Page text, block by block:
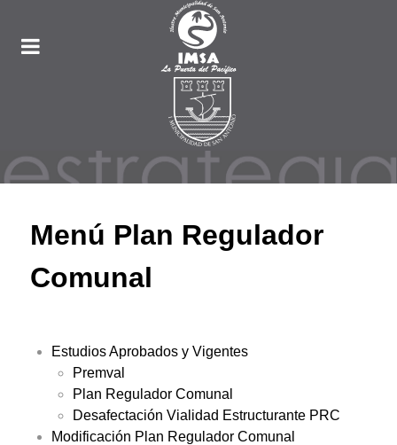
Menú Plan Regulador
Comunal
Estudios Aprobados y Vigentes
Premval
Plan Regulador Comunal
Desafectación Vialidad Estructurante PRC
Modificación Plan Regulador Comunal